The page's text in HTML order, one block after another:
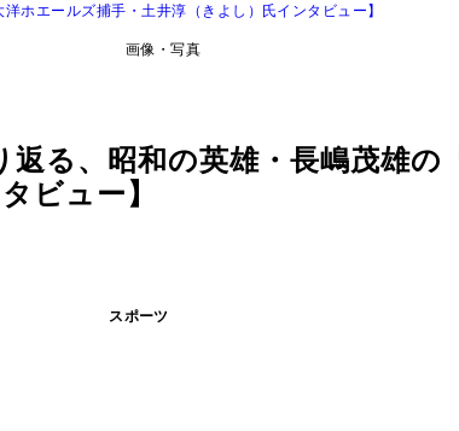
ホエールズ捕手・土井淳（きよし）氏インタビュー】
画像・写真
返る、昭和の英雄・長嶋茂雄の
ビュー】
スポーツ